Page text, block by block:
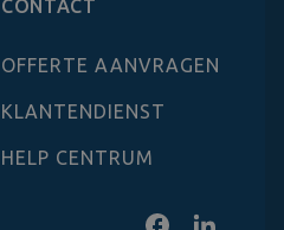
CONTACT
OFFERTE AANVRAGEN
KLANTENDIENST
HELP CENTRUM